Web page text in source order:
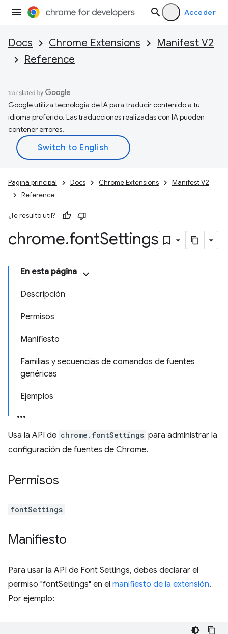
Acceder
Docs Chrome Extensions
Manifest V2
Reference
Google utiliza tecnología de IA para traducir contenido a tu
idioma preferido. Las traducciones realizadas con IA pueden
contener errores.
Página principal Docs Chrome Extensions
Manifest V2
Reference
¿Te resultó útil?
chrome.fontSettings
En esta página
Descripción
Permisos
Manifiesto
Familias y secuencias de comandos de fuentes
genéricas
Ejemplos
Usa la API de chrome.fontSettings para administrar la
configuración de fuentes de Chrome.
Permisos
fontSettings
Manifiesto
Para usar la API de Font Settings, debes declarar el
permiso "fontSettings" en el manifiesto de la extensión.
Por ejemplo: